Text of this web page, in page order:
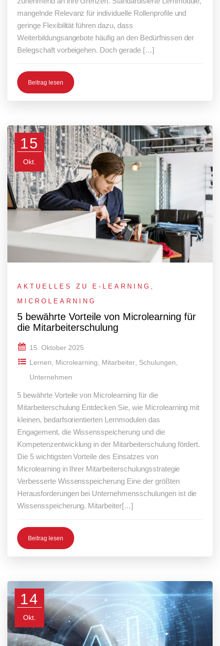
mangelnde Relevanz für individuelle Rollenprofile und
geringe Flexibilität führen dazu, dass
Weiterbildungsangebote häufig an den Bedürfnissen der
Belegschaft vorbeigehen. Doch gerade […]
Beitrag lesen
15
Okt.
AKTUELLES ZU E-LEARNING
MICROLEARNING
5 bewährte Vorteile von Microlearning für
die Mitarbeiterschulung
15. Oktober 2025
Lernen
Microlearning Mitarbeiter Schulungen
Unternehmen
5 bewährte Vorteile von Microlearning für die
Mitarbeiterschulung Entdecken Sie, wie Microlearning mit
kleinen, bedarfsorientierten Lernmodulen das
Engagement, die Wissensspeicherung und die
Kompetenzentwicklung in der Mitarbeiterschulung fördert.
Die 5 wichtigsten Vorteile des Einsatzes von
Microlearning in Ihrer Mitarbeiterschulungsstrategie
Verbesserte Wissensspeicherung Eine der größten
Herausforderungen bei Unternehmensschulungen ist die
Wissensspeicherung. Mitarbeiter[…]
Beitrag lesen
14
Okt.